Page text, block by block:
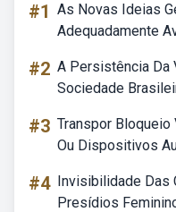
#1 As Novas Ideias
Adequadamente
#2 A Persistência Da
Sociedade
#3 Transpor Bloqueio
Ou Dispositivos
#4 Invisibilidade Das
Presídios